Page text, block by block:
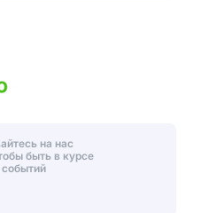
на нас
быть в курсе
событий